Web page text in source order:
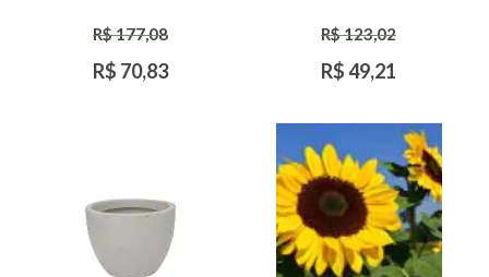
R$ 177,08
R$ 70,83
R$ 123,02
R$ 49,21